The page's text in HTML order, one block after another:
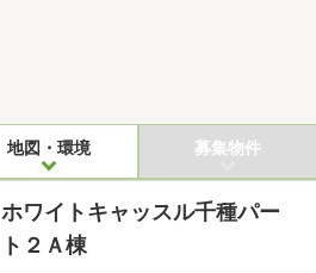
地図・環境 募集物件
ホワイトキャッスル千種パー
ト２Ａ棟